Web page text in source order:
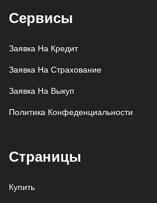
Сервисы
Заявка На Кредит
Заявка На Страхование
Заявка На Выкуп
Политика Конфеденциальности
Страницы
Купить